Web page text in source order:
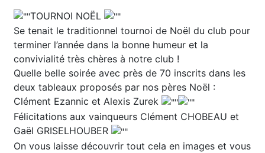
TOURNOI NOËL
Se tenait le traditionnel tournoi de Noël du club pour
terminer l’année dans la bonne humeur et la
convivialité très chères à notre club !
Quelle belle soirée avec près de 70 inscrits dans les
deux tableaux proposés par nos pères Noël :
Clément Ezannic et Alexis Zurek
Félicitations aux vainqueurs Clément CHOBEAU et
Gaël GRISELHOUBER
On vous laisse découvrir tout cela en images et vous